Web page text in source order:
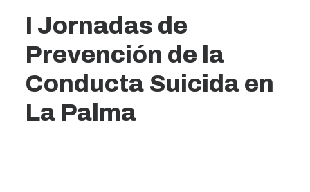
Formación
Conocimiento
Servicios
Transparencia
Noticias
I Jornadas de
Prevención de la
Conducta Suicida en
La Palma